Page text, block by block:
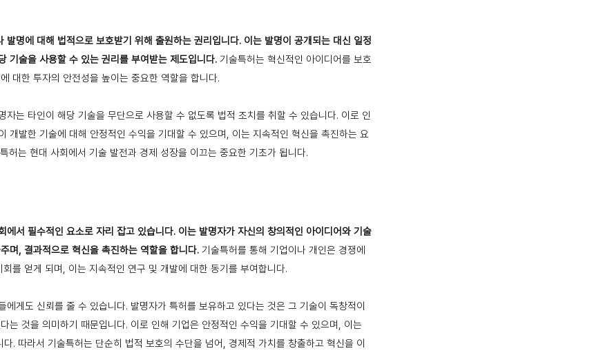
발명에 대해 법적으로 보호받기 위해 출원하는 권리입니다. 이는 발명이 공개되는 대신 일정
기술을 사용할 수 있는 권리를 부여받는 제도입니다. 기술특허는 혁신적인 아이디어를 보호
대한 투자의 안전성을 높이는 중요한 역할을 합니다.
자는 타인이 해당 기술을 무단으로 사용할 수 없도록 법적 조치를 취할 수 있습니다. 이로 인
개발한 기술에 대해 안정적인 수익을 기대할 수 있으며, 이는 지속적인 혁신을 촉진하는 요
허는 현대 사회에서 기술 발전과 경제 성장을 이끄는 중요한 기초가 됩니다.
에서 필수적인 요소로 자리 잡고 있습니다. 이는 발명자가 자신의 창의적인 아이디어와 기술
며, 결과적으로 혁신을 촉진하는 역할을 합니다. 기술특허를 통해 기업이나 개인은 경쟁에
를 얻게 되며, 이는 지속적인 연구 및 개발에 대한 동기를 부여합니다.
에게도 신뢰를 줄 수 있습니다. 발명자가 특허를 보유하고 있다는 것은 그 기술이 독창적이
는 것을 의미하기 때문입니다. 이로 인해 기업은 안정적인 수익을 기대할 수 있으며, 이는
. 따라서 기술특허는 단순히 법적 보호의 수단을 넘어, 경제적 가치를 창출하고 혁신을 이